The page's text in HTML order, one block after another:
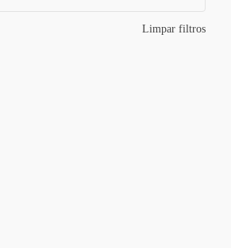
Limpar filtros